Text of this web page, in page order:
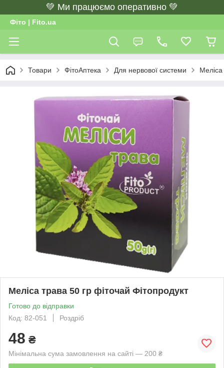
💚 Ми працюємо оперативно 💚
Фіто | Fito.ua
Товари ФітоАптека Для нервової системи Меліса
Меліса трава 50 гр фіточай Фітопродукт
Готово до відправки
Код: 82-051
Роздріб
48 ₴
Мінімальна сума замовлення на сайті — 200 ₴